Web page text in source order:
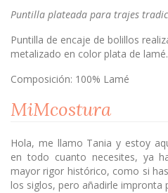
Puntilla plateada para trajes
Puntilla de encaje de bolillos
metalizado en color plata de lamé.
Composición: 100% Lamé
MiMcostura
Hola, me llamo Tania y estoy
en todo cuanto necesites, ya
mayor rigor histórico, como si
los siglos, pero añadirle impronta